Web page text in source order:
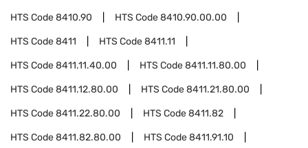
HTS Code8410.90 HTS Code8410.90.00.00
HTS Code8411 HTS Code8411.11
HTS Code8411.11.40.00 HTS Code8411.11.80.00
HTS Code8411.12.80.00 HTS Code8411.21.80.00
HTS Code8411.22.80.00 HTS Code8411.82
HTS Code8411.82.80.00 HTS Code8411.91.10